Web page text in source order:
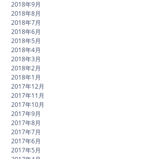
2018年9月
2018年8月
2018年7月
2018年6月
2018年5月
2018年4月
2018年3月
2018年2月
2018年1月
2017年12月
2017年11月
2017年10月
2017年9月
2017年8月
2017年7月
2017年6月
2017年5月